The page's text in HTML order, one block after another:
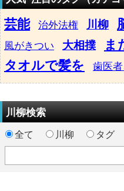
芸能 治外法権 川柳
風がきつい
大相撲 ま
タオルで髪を
歯医
川柳検索
全て 川柳 タグ